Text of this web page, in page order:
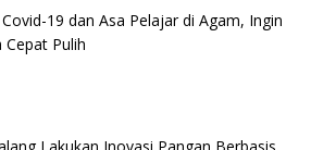
19 dan Asa Pelajar di Agam, Ingin
Cepat Pulih